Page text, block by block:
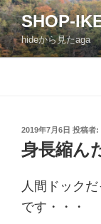
コ
ン
テ
ン
SHOP-
hideから見たaga
投
稿
日:
2019年7月6日 投稿者:
身長縮ん
人間ドック
です・・・